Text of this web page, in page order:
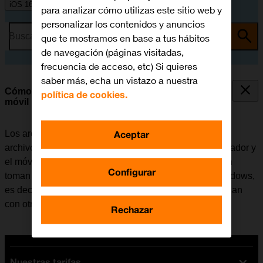
iOS 16.0
Busca por problema o tema
Cómo transferir archivos entre el ordenador y el
móvil
Los archivos como, por ejemplo, las fotografías o los
archivos de música se pueden transferir entre el ordenador y
el móvil. Tener en cuenta que los pasos a continuación
toman como punto de partida el sistema operativo Windows,
es decir, que estas instrucciones puede que no coincidan
con otros sistemas operativos.
para analizar cómo utilizas este sitio web y
personalizar los contenidos y anuncios
que te mostramos en base a tus hábitos
de navegación (páginas visitadas,
frecuencia de acceso, etc) Si quieres
saber más, echa un vistazo a nuestra
política de cookies.
Configurar
Rechazar
Aceptar